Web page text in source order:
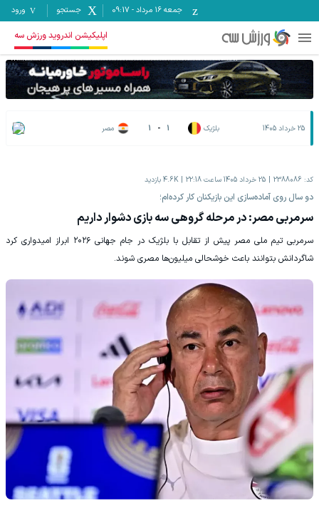
جمعه ۱۶ مرداد -
09:17 جستجو ورود
اپلیکیشن اندروید ورزش سه
25 خرداد 1405 بلژیک 1
-
1 مصر
کد: 2388086 25 خرداد 1405 ساعت 22:18 4.6K بازدید
دو سال روی آماده‌سازی این بازیکنان کار کرده‌ام؛
سرمربی مصر: در مرحله گروهی سه بازی دشوار داریم
سرمربی تیم ملی مصر پیش از تقابل با بلژیک در جام جهانی ۲۰۲۶ ابراز امیدواری کرد
شاگردانش بتوانند باعث خوشحالی میلیون‌ها مصری شوند.